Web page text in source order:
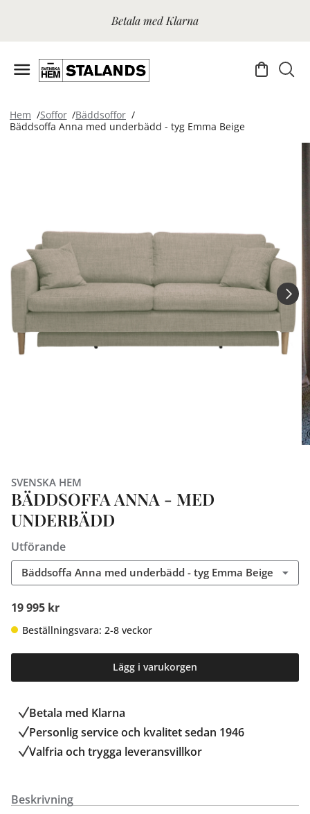
Betala med Klarna
Hem Soffor
Bäddsoffor
Bäddsoffa Anna med underbädd - tyg Emma Beige
SVENSKA HEM
BÄDDSOFFA ANNA - MED
UNDERBÄDD
Utförande
Bäddsoffa Anna med underbädd - tyg Emma Beige
19 995 kr
Beställningsvara: 2-8 veckor
Lägg i varukorgen
Betala med Klarna
Personlig service och kvalitet sedan 1946
Valfria och trygga leveransvillkor
Beskrivning